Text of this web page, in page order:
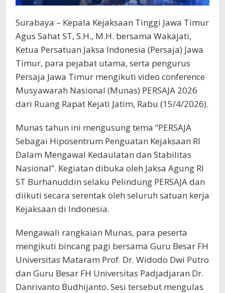
Surabaya – Kepala Kejaksaan Tinggi Jawa Timur
Agus Sahat ST, S.H., M.H. bersama Wakajati,
Ketua Persatuan Jaksa Indonesia (Persaja) Jawa
Timur, para pejabat utama, serta pengurus
Persaja Jawa Timur mengikuti video conference
Musyawarah Nasional (Munas) PERSAJA 2026
dari Ruang Rapat Kejati Jatim, Rabu (15/4/2026).
Munas tahun ini mengusung tema “PERSAJA
Sebagai Hiposentrum Penguatan Kejaksaan RI
Dalam Mengawal Kedaulatan dan Stabilitas
Nasional”. Kegiatan dibuka oleh Jaksa Agung RI
ST Burhanuddin selaku Pelindung PERSAJA dan
diikuti secara serentak oleh seluruh satuan kerja
Kejaksaan di Indonesia.
Mengawali rangkaian Munas, para peserta
mengikuti bincang pagi bersama Guru Besar FH
Universitas Mataram Prof. Dr. Widodo Dwi Putro
dan Guru Besar FH Universitas Padjadjaran Dr.
Danrivanto Budhijanto. Sesi tersebut mengulas